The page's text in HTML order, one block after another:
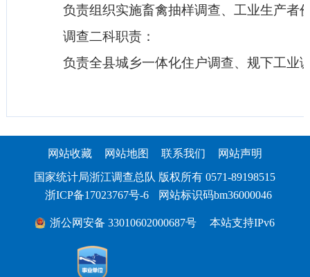
负责组织实施畜禽抽样调查、工业生产者
调查二科职责：
负责全县城乡一体化住户调查、规下工业
网站收藏 网站地图 联系我们 网站声明
国家统计局浙江调查总队 版权所有 0571-89198515
浙ICP备17023767号-6
网站标识码bm36000046
浙公网安备 33010602000687号 本站支持IPv6